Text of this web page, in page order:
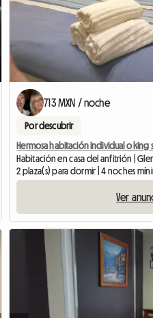
713 MXN / noche
Por descubrir
Hermosa habitación individual o king
Habitación en casa del anfitrión |
2 plaza(s) para dormir | 4 noches
Ver